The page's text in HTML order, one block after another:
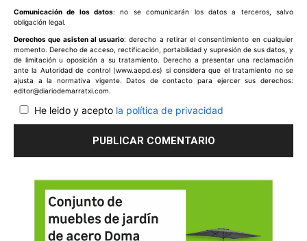
Comunicación de los datos: no se comunicarán los datos a terceros, salvo
obligación legal.
Derechos que asisten al usuario: derecho a retirar el consentimiento en cualquier
momento. Derecho de acceso, rectificación, portabilidad y supresión de sus datos, y
de limitación u oposición a su tratamiento. Derecho a presentar una reclamación
ante la Autoridad de control (www.aepd.es) si considera que el tratamiento no se
ajusta a la normativa vigente. Datos de contacto para ejercer sus derechos:
editor@diariodemarratxi.com.
He leido y acepto la política de privacidad